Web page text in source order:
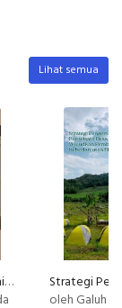
Lihat semua
Art healing with Chinese Painting - 1st Basic Stroke of Chinese Painting - Bamboo
oleh Galuh Alif